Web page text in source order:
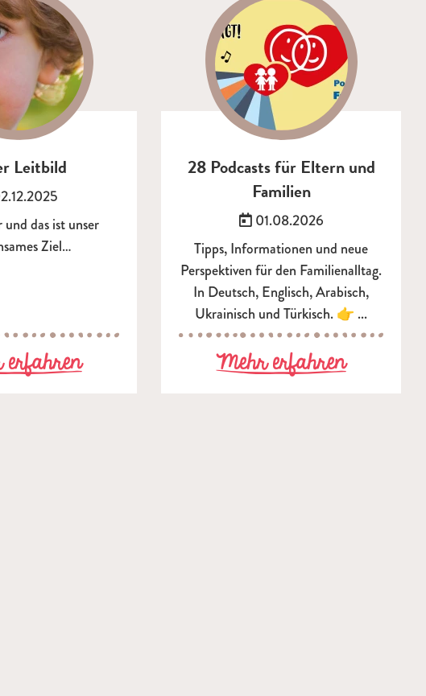
Gewaltschutzkasperl kommt zu Ihnen in den
Leitbild
am:
und das ist unser
Ziel…
zu Unser Leitbild
28 Podcasts für Eltern und
Familien
Veröffentlicht am:
01.08.2026
Tipps, Informationen und neue
Perspektiven für den Familienalltag.
In Deutsch, Englisch, Arabisch,
Ukrainisch und Türkisch. 👉 ...
Mehr erfahrenzu 28